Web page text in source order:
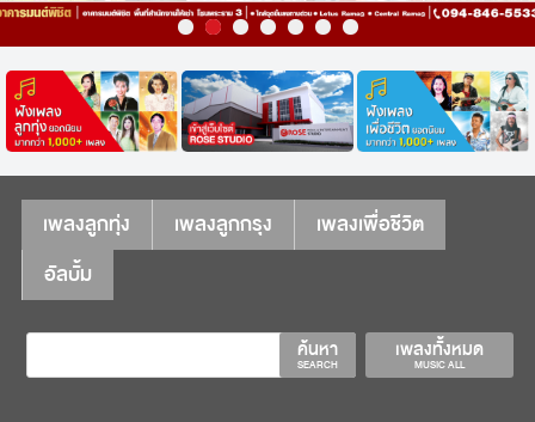
เพลงลูกทุ่ง เพลงลูกกรุง
เพลงเพื่อชีวิต
อัลบั้ม
เพลงทั้งหมด
MUSIC ALL
ค้นหา
SEARCH